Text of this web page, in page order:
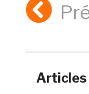
Articles